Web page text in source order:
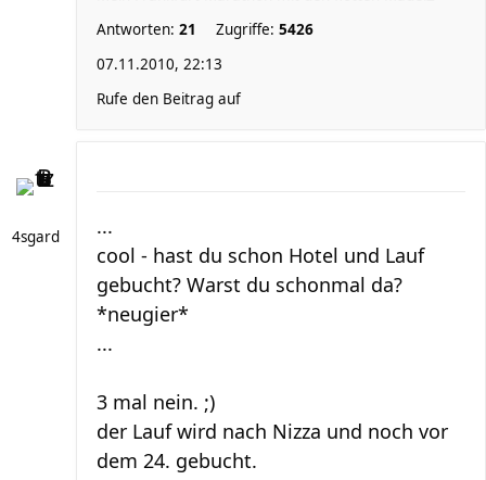
Antworten: 21 Zugriffe: 5426
07.11.2010, 22:13
Rufe den Beitrag auf
4sgard
...
cool - hast du schon Hotel und Lauf
gebucht? Warst du schonmal da?
*neugier*
...
3 mal nein. ;)
der Lauf wird nach Nizza und noch vor
dem 24. gebucht.